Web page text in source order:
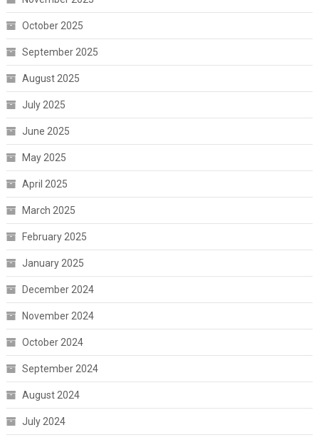
October 2025
September 2025
August 2025
July 2025
June 2025
May 2025
April 2025
March 2025
February 2025
January 2025
December 2024
November 2024
October 2024
September 2024
August 2024
July 2024